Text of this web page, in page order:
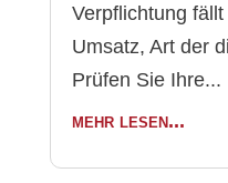
Verpflichtung
Umsatz, Art der
Prüfen Sie Ihre...
mehr lesen...